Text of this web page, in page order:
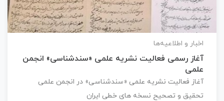
اخبار و اطلاعیه‌ها
آغاز رسمی فعالیت نشریه علمی «سندشناسی» انجمن
علمی
آغاز فعالیت نشریه علمی «سندشناسی» در انجمن علمی
تحقیق و تصحیح نسخه های خطی ایران